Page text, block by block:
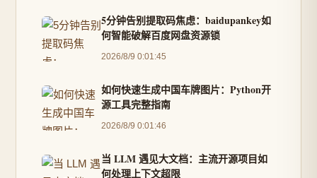
5分钟告别提取码焦虑：baidupankey如
何智能破解百度网盘资源锁
2026/8/9 0:01:45
如何快速生成中国车牌图片：Python开
源工具完整指南
2026/8/9 0:01:46
当 LLM 遇见大文档：主流开源项目如
何处理上下文超限